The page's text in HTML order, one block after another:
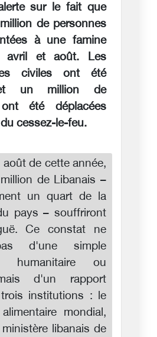
sur le fait que
de personnes
à une famine
avril et août. Les
civiles ont été
un million de
été déplacées
cessez-le-feu.
août de cette année,
de Libanais –
un quart de la
pays – souffriront
Ce constat ne
d'une simple
humanitaire ou
d'un rapport
institutions : le
mondial,
libanais de